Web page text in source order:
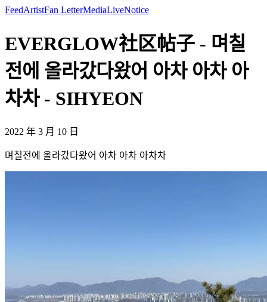
FeedArtistFan LetterMediaLiveNotice
EVERGLOW社区帖子 - 며칠
전에 올라갔다왔어 아차 아차 아
차차 - SIHYEON
2022 年 3 月 10 日
며칠전에 올라갔다왔어 아차 아차 아차차